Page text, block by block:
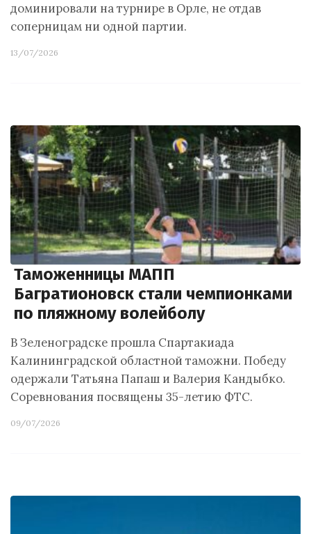
доминировали на турнире в Орле, не отдав
соперницам ни одной партии.
13/07/2026
Таможенницы МАПП
Багратионовск стали чемпионками
по пляжному волейболу
В Зеленоградске прошла Спартакиада
Калининградской областной таможни. Победу
одержали Татьяна Папаш и Валерия Кандыбко.
Соревнования посвящены 35-летию ФТС.
09/07/2026